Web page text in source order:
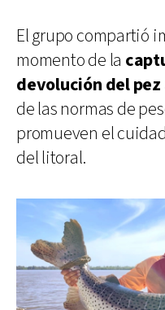
El grupo compartió
momento de la
devolución del pez
de las normas de
promueven el
del litoral.